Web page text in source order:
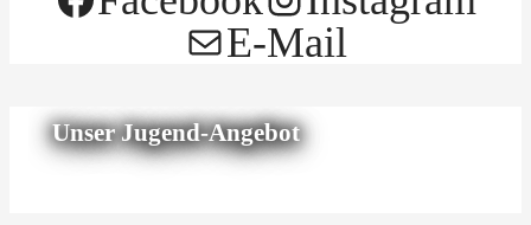
E-Mail
Unser Jugend-Angebot